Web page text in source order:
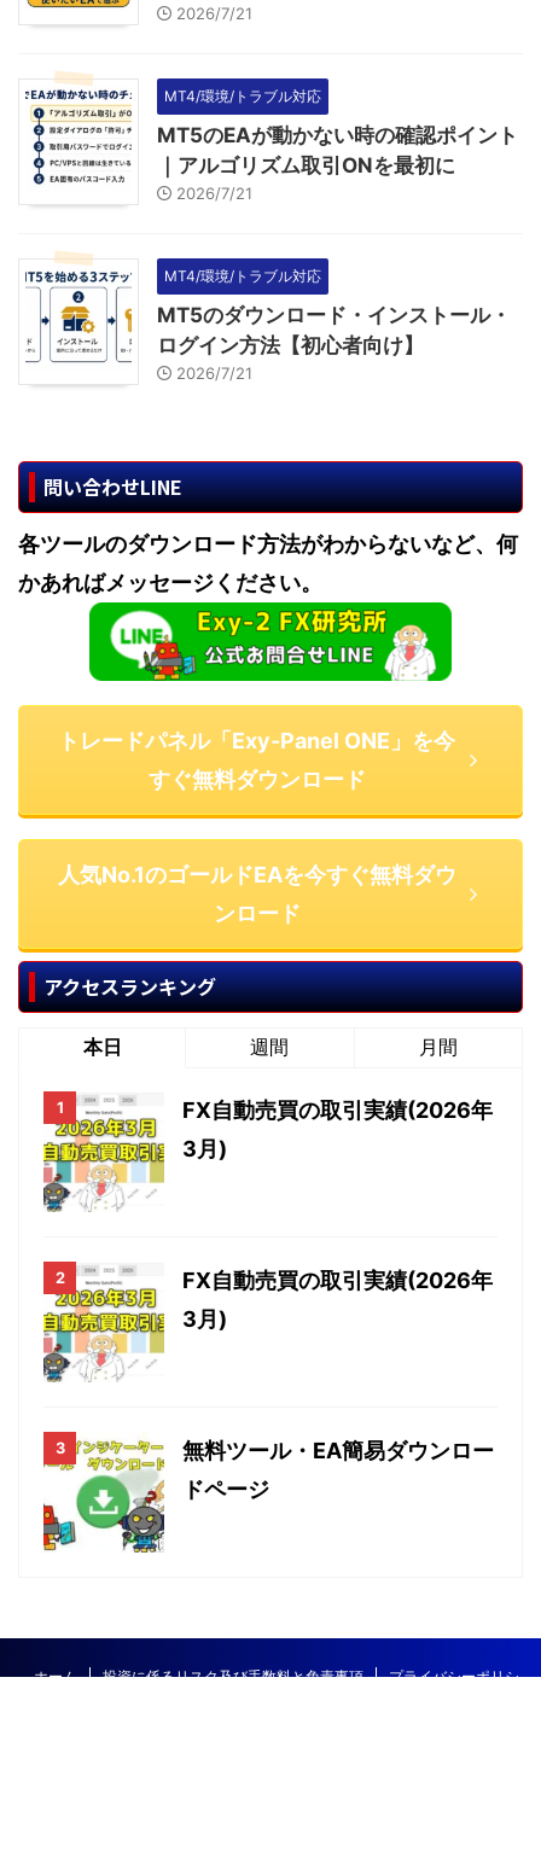
2026/7/21
MT4/環境/トラブル対応
MT5のEAが動かない時の確認ポイント
｜アルゴリズム取引ONを最初に
2026/7/21
MT4/環境/トラブル対応
MT5のダウンロード・インストール・
ログイン方法【初心者向け】
2026/7/21
問い合わせLINE
各ツールのダウンロード方法がわからないなど、何
かあればメッセージください。
トレードパネル「Exy-Panel ONE」を今
すぐ無料ダウンロード
人気No.1のゴールドEAを今すぐ無料ダウ
ンロード
アクセスランキング
本日 週間 月間
FX自動売買の取引実績(2026年
3月)
FX自動売買の取引実績(2026年
3月)
無料ツール・EA簡易ダウンロー
ドページ
ホーム 投資に係るリスク及び手数料と免責事項
プライバシーポリシ